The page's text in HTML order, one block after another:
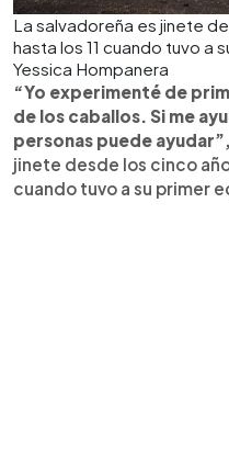
La salvadoreña es jinete
hasta los 11 cuando tuvo a
Yessica Hompanera
“Yo experimenté de
de los caballos. Si me
personas puede ayudar”,
jinete desde los cinco
cuando tuvo a su primer